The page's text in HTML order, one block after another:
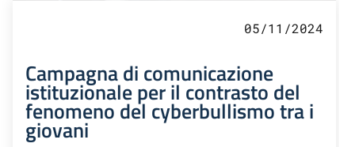
05/11/2024
Campagna di comunicazione
istituzionale per il contrasto del
fenomeno del cyberbullismo tra i
giovani